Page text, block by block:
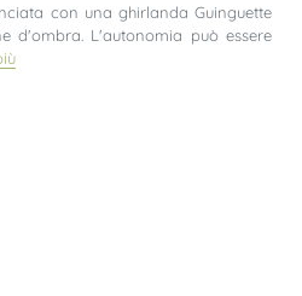
con una ghirlanda Guinguette
d'ombra. L'autonomia può essere